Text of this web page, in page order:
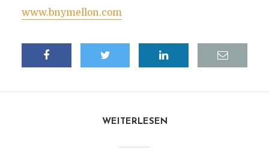
www.bnymellon.com
WEITERLESEN